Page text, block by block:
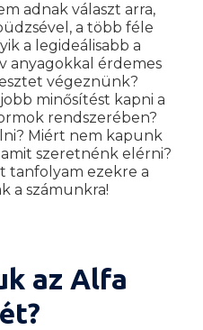
adnak választ arra,
a több féle
a legideálisabb a
anyagokkal érdemes
végeznünk?
minősítést kapni a
rendszerében?
Miért nem kapunk
szeretnénk elérni?
tanfolyam ezekre a
a számunkra!
az Alfa